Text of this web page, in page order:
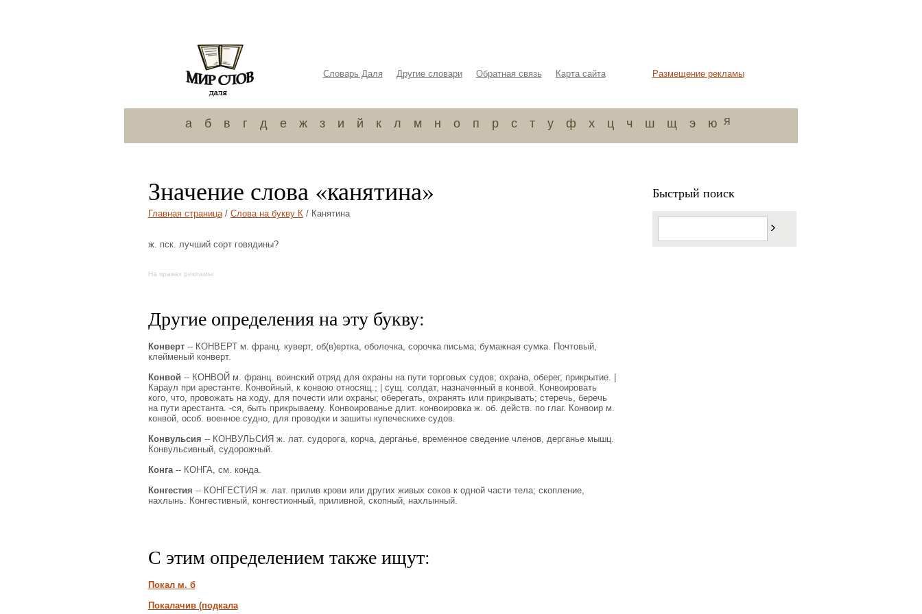
Словарь Даля Другие словари Обратная связь Карта сайта Размещение рекламы
а б в г д е ж з и й к л м н о п р с т у ф х ц ч ш щ э ю я
Значение слова «канятина»
Главная страница/ Слова на букву К/ Канятина
ж. пск. лучший сорт говядины?
На правах рекламы:
Другие определения на эту букву:
Конверт-- КОНВЕРТ м. франц. куверт, об(в)ертка, оболочка, сорочка письма; бумажная сумка. Почтовый,
клейменый конверт.
Конвой -- КОНВОЙ м. франц. воинский отряд для охраны на пути торговых судов; охрана, оберег, прикрытие. |
Караул при арестанте. Конвойный, к конвою относящ.; | сущ. солдат, назначенный в конвой. Конвоировать
кого, что, провожать на ходу, для почести или охраны; оберегать, охранять или прикрывать; стеречь, беречь
на пути арестанта. -ся, быть прикрываему. Конвоированье длит. конвоировка ж. об. действ. по глаг. Конвоир м.
конвой, особ. военное судно, для проводки и зашиты купеческихе судов.
Конвульсия -- КОНВУЛЬСИЯ ж. лат. судорога, корча, дерганье, временное сведение членов, дерганье мышц.
Конвульсивный, судорожный.
Конга-- КОНГА, см. конда.
Конгестия -- КОНГЕСТИЯ ж. лат. прилив крови или других живых соков к одной части тела; скопление,
нахлынь. Конгестивный, конгестионный, приливной, скопный, нахлынный.
С этим определением также ищут:
Покал м. б
Покалачив (подкала
Быстрый поиск